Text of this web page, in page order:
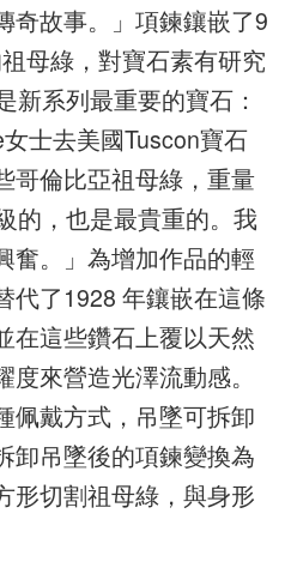
奇故事。」項鍊鑲嵌了9
母綠，對寶石素有研究
新系列最重要的寶石：
女士去美國Tuscon寶石
哥倫比亞祖母綠，重量
的，也是最貴重的。我
奮。」為增加作品的輕
代了1928 年鑲嵌在這條
在這些鑽石上覆以天然
來營造光澤流動感。
佩戴方式，吊墜可拆卸
卸吊墜後的項鍊變換為
形切割祖母綠，與身形